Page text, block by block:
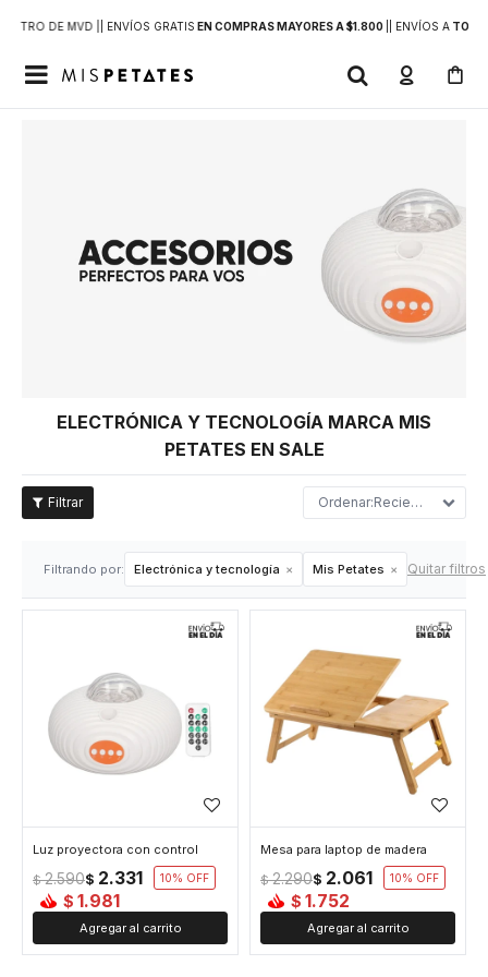
DE MVD | | ENVÍOS GRATIS EN COMPRAS MAYORES A $1.800 | ENVÍOS ATODO

ELECTRÓNICA Y TECNOLOGÍA MARCA MIS
PETATES EN SALE
Recientes
Filtrando por: Electrónica y tecnología Mis Petates Quitar filtros
Luz proyectora con control
$ 2.331
$ 2.590 10
$ 1.981
Mesa para laptop de madera
$ 2.061
$ 2.290 10
$ 1.752